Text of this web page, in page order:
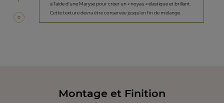
à l’aide d’une Maryse pour créer un « noyau « élastique et brillant.
Cette texture devra être conservée jusqu’en fin de mélange.
Montage et Finition